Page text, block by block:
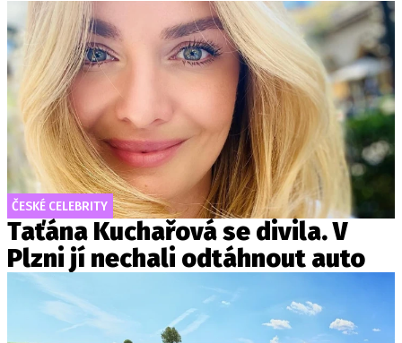
ČESKÉ CELEBRITY
Taťána Kuchařová se divila. V
Plzni jí nechali odtáhnout auto